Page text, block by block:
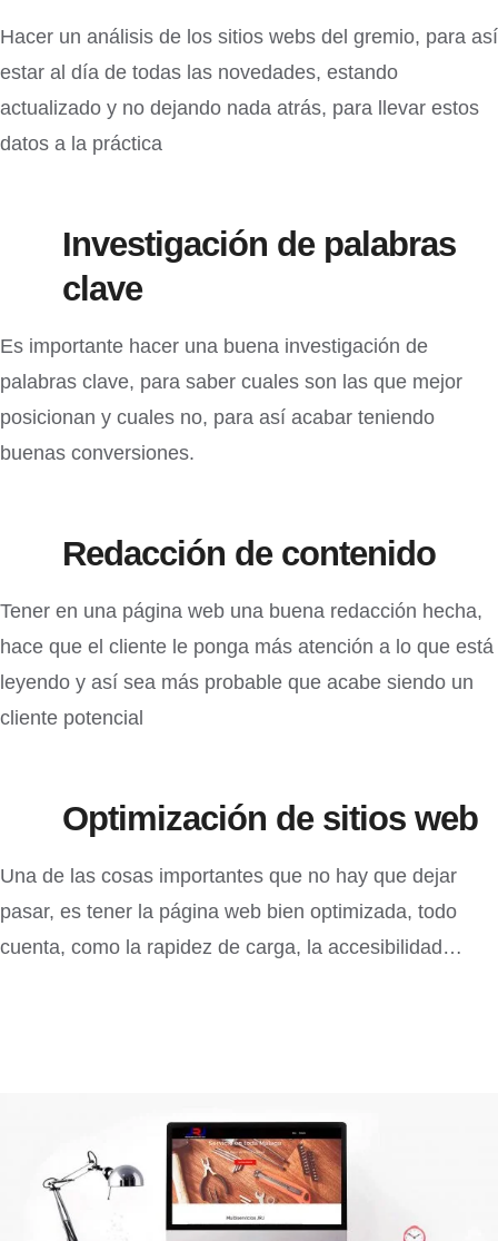
Hacer un análisis de los sitios webs del gremio, para así
estar al día de todas las novedades, estando
actualizado y no dejando nada atrás, para llevar estos
datos a la práctica
Investigación de palabras
clave
Es importante hacer una buena investigación de
palabras clave, para saber cuales son las que mejor
posicionan y cuales no, para así acabar teniendo
buenas conversiones.
Redacción de contenido
Tener en una página web una buena redacción hecha,
hace que el cliente le ponga más atención a lo que está
leyendo y así sea más probable que acabe siendo un
cliente potencial
Optimización de sitios web
Una de las cosas importantes que no hay que dejar
pasar, es tener la página web bien optimizada, todo
cuenta, como la rapidez de carga, la accesibilidad…